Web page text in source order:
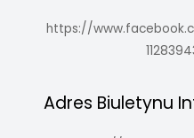
https://
Adres Biuletynu